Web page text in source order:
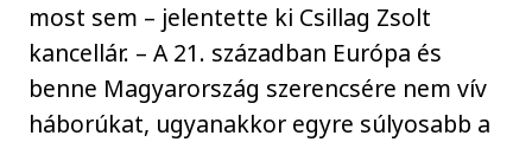
most sem – jelentette ki Csillag Zsolt
kancellár. – A 21. században Európa és
benne Magyarország szerencsére nem vív
háborúkat, ugyanakkor egyre súlyosabb a